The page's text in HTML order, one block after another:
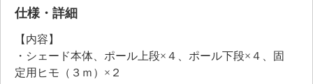
メッシュ素材で風通しもよく、夏場を快適に過ごすた
紫外線カット効果もあります。
設置は立てかけてロープで固定するだけの簡単さで、
組立も上下のポールを連結してシェード本体に差し込
仕様・詳細
【内容】
・シェード本体、ポール上段×４、ポール下段×４、固
定用ヒモ（３ｍ）×２